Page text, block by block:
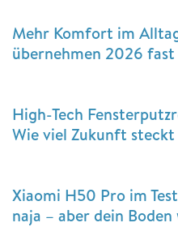
Mehr Komfort im
übernehmen 2026 fast
High-Tech
Wie viel Zukunft
Xiaomi H50 Pro im
naja – aber dein